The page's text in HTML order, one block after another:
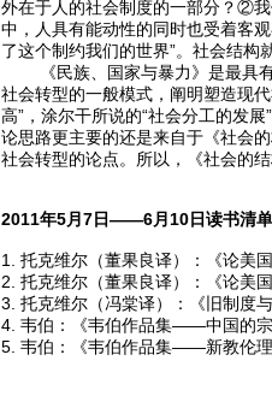
外在于人的社会制度的一部分？②
中，人具有能动性的同时也受着客
了这个制约我们的世界”。社会结构
《民族、国家与暴力》是最具有
社会转型的一般模式，阐明塑造现
高”，涂尔干所说的“社会分工的发
论思路更主要的还是来自于《社会
社会转型的论点。所以，《社会的
2011年5月7日——6月10日读书清
1. 托克维尔（董果良译）：《论美
2. 托克维尔（董果良译）：《论美
3. 托克维尔（冯棠译）：《旧制度
4. 韦伯：《韦伯作品集——中国的
5. 韦伯：《韦伯作品集——新教伦